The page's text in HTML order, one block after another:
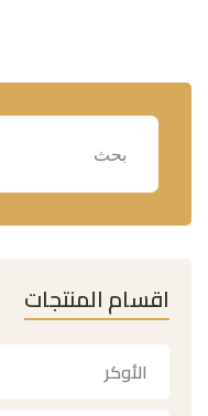
اقسام المنتجات
الأوكر